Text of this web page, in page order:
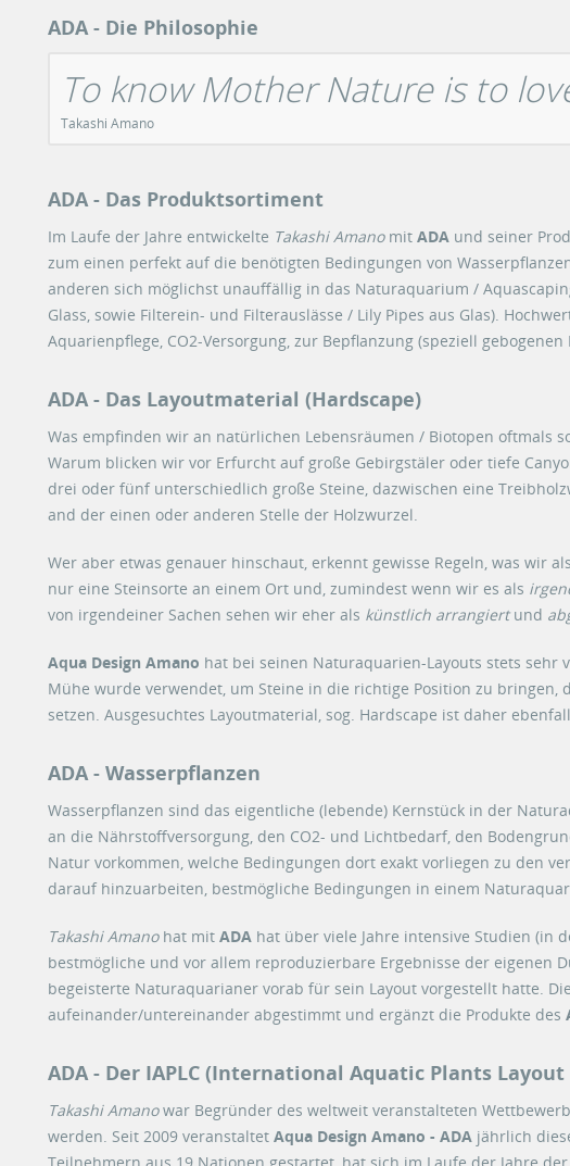
ADA - Die Philosophie
To know Mother Nature is to
Takashi Amano
ADA - Das Produktsortiment
Im Laufe der Jahre entwickelte Takashi Amanomit ADA und seiner
zum einen perfekt auf die benötigten Bedingungen von
anderen sich möglichst unauffällig in das Naturaquarium /
Glass, sowie Filterein- und Filterauslässe / Lily Pipes aus Glas).
Aquarienpflege, CO2-Versorgung, zur Bepflanzung (speziell
ADA - Das Layoutmaterial (Hardscape)
Was empfinden wir an natürlichen Lebensräumen / Biotopen oftmals
Warum blicken wir vor Erfurcht auf große Gebirgstäler oder tiefe
drei oder fünf unterschiedlich große Steine, dazwischen eine
and der einen oder anderen Stelle der Holzwurzel.
Wer aber etwas genauer hinschaut, erkennt gewisse Regeln, was wir
nur eine Steinsorte an einem Ort und, zumindest wenn wir es als
von irgendeiner Sachen sehen wir eher als künstlich arrangiertund
Aqua Design Amano hat bei seinen Naturaquarien-Layouts stets sehr
Mühe wurde verwendet, um Steine in die richtige Position zu
setzen. Ausgesuchtes Layoutmaterial, sog. Hardscape ist daher
ADA - Wasserpflanzen
Wasserpflanzen sind das eigentliche (lebende) Kernstück in der
an die Nährstoffversorgung, den CO2- und Lichtbedarf, den
Natur vorkommen, welche Bedingungen dort exakt vorliegen zu den
darauf hinzuarbeiten, bestmögliche Bedingungen in einem
Takashi Amanohat mit ADA hat über viele Jahre intensive Studien (in
bestmögliche und vor allem reproduzierbare Ergebnisse der eigenen
begeisterte Naturaquarianer vorab für sein Layout vorgestellt hatte.
aufeinander/untereinander abgestimmt und ergänzt die Produkte des
ADA - Der IAPLC (International Aquatic Plants
Takashi Amanowar Begründer des weltweit veranstalteten
werden. Seit 2009 veranstaltet Aqua Design Amano - ADA jährlich